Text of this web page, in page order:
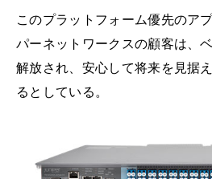
このプラットフォーム優先のア
パーネットワークスの顧客は、
解放され、安心して将来を見据
るとしている。